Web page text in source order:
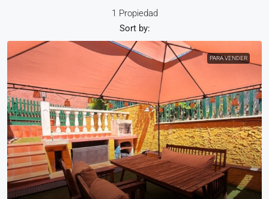
1 Propiedad
Sort by:
PARA VENDER